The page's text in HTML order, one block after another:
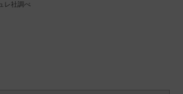
レ社調べ